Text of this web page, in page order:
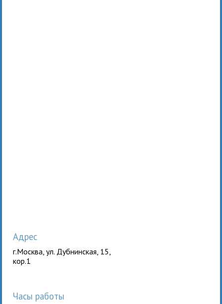
Адрес
г.Москва, ул. Дубнинская, 15,
кор.1
Часы работы